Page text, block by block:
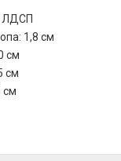
ЛДСП
1,8 см
см
см
см